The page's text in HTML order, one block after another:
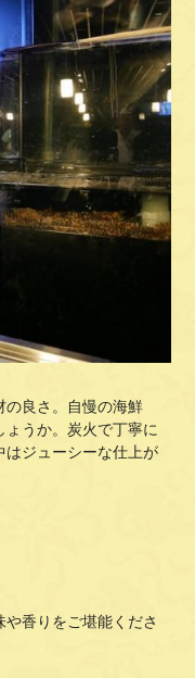
の良さ。自慢の海鮮
うか。炭火で丁寧に
はジューシーな仕上が
香りをご堪能くださ